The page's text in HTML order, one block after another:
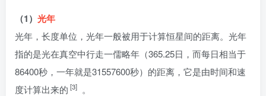
（1） 光年
光年，长度单位，光年一般被用于计算恒星间的距离。光年
指的是光在真空中行走一儒略年（365.25日，而每日相当于
86400秒，一年就是31557600秒）的距离，它是由时间和速
度计算出来的 [3]
。